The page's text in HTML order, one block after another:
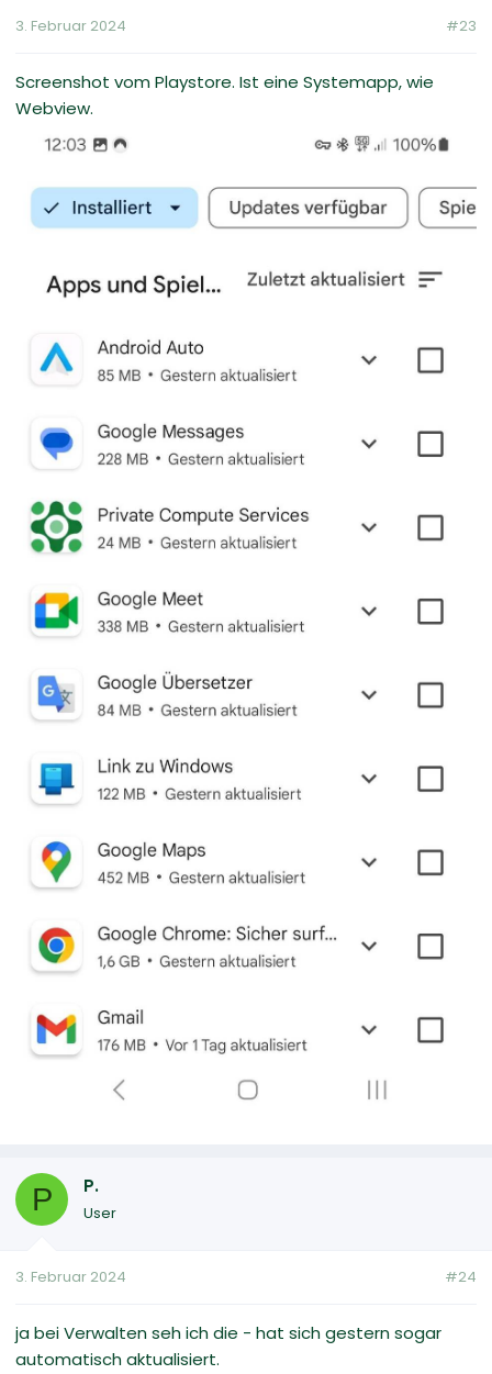
3. Februar 2024 #23
Screenshot vom Playstore. Ist eine Systemapp, wie
Webview.
P P.
User
3. Februar 2024 #24
ja bei Verwalten seh ich die - hat sich gestern sogar
automatisch aktualisiert.